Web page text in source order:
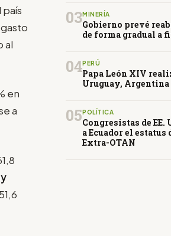
país
al
en
a
03MINERÍA
Gobierno prevé
de forma gradual a
04PERÚ
Papa León XIV
Uruguay,
05 POLÍTICA
Congresistas de
a Ecuador el
Extra-OTAN